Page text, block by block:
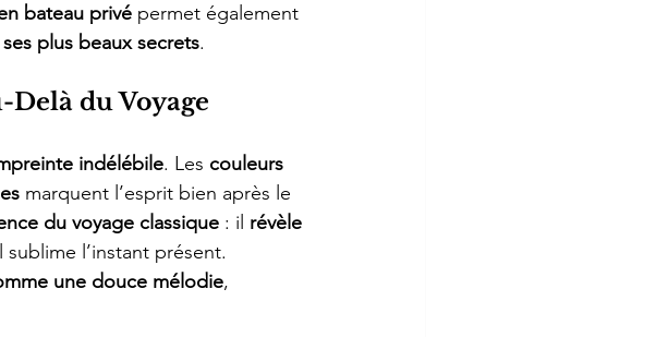
bateau privé permet également
ses plus beaux secrets.
du Voyage
indélébile. Les couleurs
marquent l’esprit bien après le
du voyage classique : il révèle
l’instant présent.
une douce mélodie,